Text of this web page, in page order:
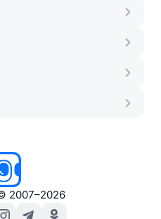
2007–2026